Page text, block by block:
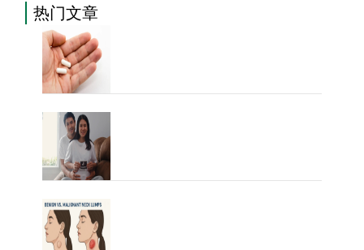
热门文章